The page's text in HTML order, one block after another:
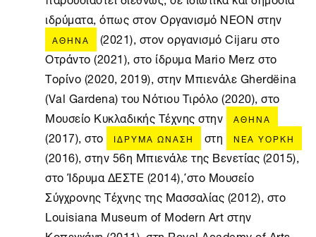
ιδρύματα, όπως στον Οργανισμό ΝΕΟΝ στην
ΑΘΉΝΑ
(2021), στον οργανισμό Cijaru στο
Οτράντο (2021), στο ίδρυμα Mario Merz στο
Τορίνο (2020, 2019), στην Μπιενάλε Gherdëina
(Val Gardena) του Νότιου Τιρόλο (2020), στο
Μουσείο Κυκλαδικής Τέχνης στην
ΑΘΉΝΑ
(2017), στο ΊΔΡΥΜΑ ΩΝΆΣΗ στη ΝΈΑ ΥΌΡΚΗ
(2016), στην 56η Μπιενάλε της Βενετίας (2015),
στο Ίδρυμα ΔΕΣΤΕ (2014),΄στο Μουσείο
Σύγχρονης Τέχνης της Μασσαλίας (2012), στο
Louisiana Museum of Modern Art στην